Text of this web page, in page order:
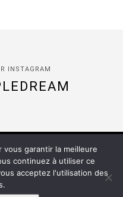
INSTAGRAM
| Installed by Romy
CONTACT
garantir la meilleure
continuez à utiliser ce
acceptez l'utilisation des